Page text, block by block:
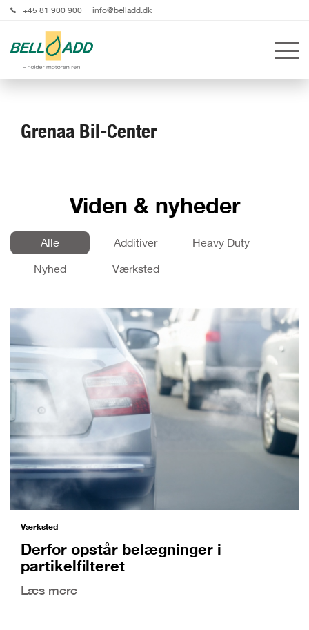
+45 81 900 900 info@belladd.dk
Grenaa Bil-Center
Viden & nyheder
Alle Additiver
Heavy Duty
Nyhed
Værksted
Værksted
Derfor opstår belægninger i
partikelfilteret
Læs mere